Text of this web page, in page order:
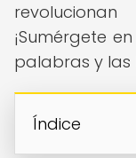
¡Sumérgete
palabras y las
Índice